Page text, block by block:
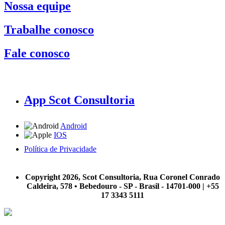
Nossa equipe
Trabalhe conosco
Fale conosco
App Scot Consultoria
Android
IOS
Política de Privacidade
Copyright 2026, Scot Consultoria, Rua Coronel Conrado
Caldeira, 578 • Bebedouro - SP - Brasil - 14701-000 | +55
17 3343 5111